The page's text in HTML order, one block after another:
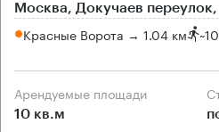
Москва, Докучаев переулок,
Красные Ворота → 1.04 км ~
Арендуемые площади
10 кв.м